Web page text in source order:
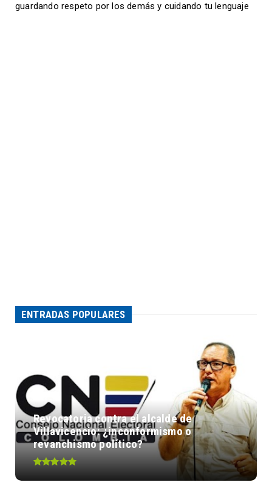
guardando respeto por los demás y cuidando tu lenguaje
ENTRADAS POPULARES
Revocatoria contra el alcalde de
Villavicencio: ¿inconformismo o
revanchismo político?